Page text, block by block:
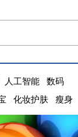
人工智能
数码
化妆护肤 瘦身